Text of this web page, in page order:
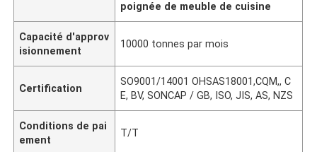
poignée de meuble de cuisine
Capacité d'approv
isionnement
10000 tonnes par mois
Certification
SO9001/14001 OHSAS18001,CQM,, C
E, BV, SONCAP / GB, ISO, JIS, AS, NZS
Conditions de pai
ement
T/T